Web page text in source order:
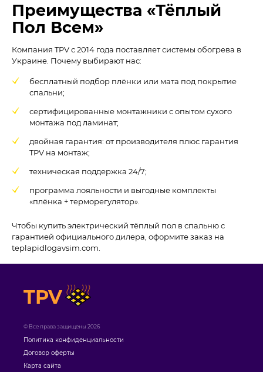
Преимущества «Тёплый
Пол Всем»
Компания TPV с 2014 года поставляет системы обогрева в
Украине. Почему выбирают нас:
бесплатный подбор плёнки или мата под покрытие
спальни;
сертифицированные монтажники с опытом сухого
монтажа под ламинат;
двойная гарантия: от производителя плюс гарантия
TPV на монтаж;
техническая поддержка 24/7;
программа лояльности и выгодные комплекты
«плёнка + терморегулятор».
Чтобы купить электрический тёплый пол в спальню с
гарантией официального дилера, оформите заказ на
teplapidlogavsim.com.
TPV
© Все права защищены 2026
Политика конфиденциальности
Договор оферты
Карта сайта